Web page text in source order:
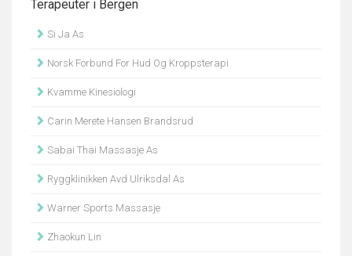
Terapeuter i Bergen
Si Ja As
Norsk Forbund For Hud Og Kroppsterapi
Kvamme Kinesiologi
Carin Merete Hansen Brandsrud
Sabai Thai Massasje As
Ryggklinikken Avd Ulriksdal As
Warner Sports Massasje
Zhaokun Lin